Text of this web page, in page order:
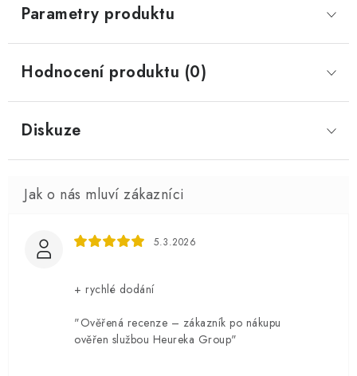
Parametry produktu
Hodnocení produktu (0)
Diskuze
5.3.2026
+ rychlé dodání
"Ověřená recenze – zákazník po nákupu
ověřen službou Heureka Group"